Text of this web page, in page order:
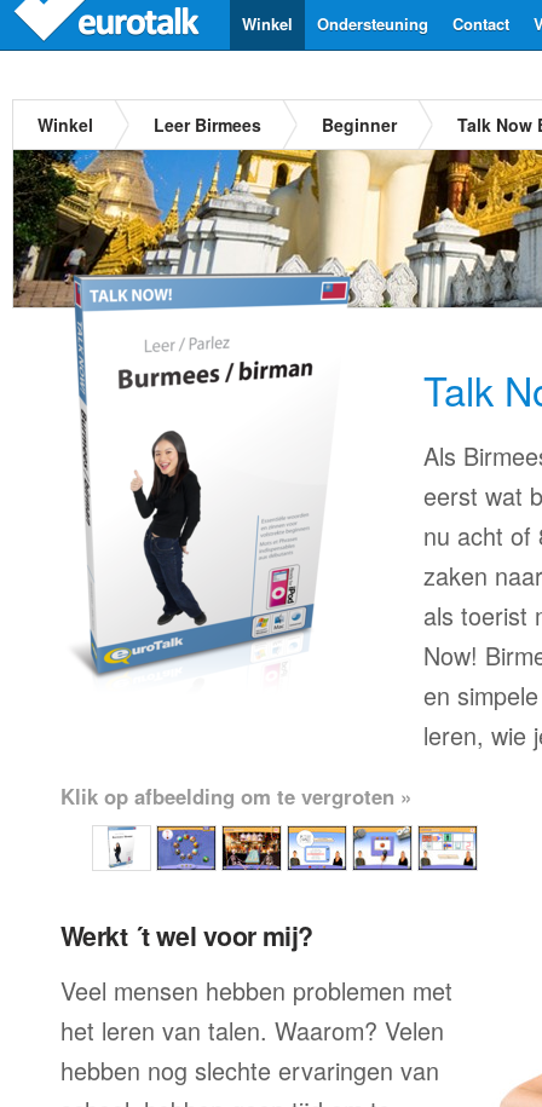
Contact
Ondersteuning
Winkel
Winkel Leer Birmees Beginner Talk Now
Talk
Als
eerst wat
nu acht of
zaken
als toerist
Now!
en
leren, wie
Klik op afbeelding om te vergroten »
Werkt ´t wel voor mij?
Veel mensen hebben problemen met
het leren van talen. Waarom? Velen
hebben nog slechte ervaringen van